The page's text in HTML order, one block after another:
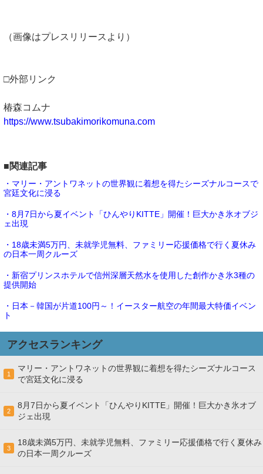
（画像はプレスリリースより）
□外部リンク
椿森コムナ
https://www.tsubakimorikomuna.com
■関連記事
・マリー・アントワネットの世界観に着想を得たシーズナルコースで
宮廷文化に浸る
・8月7日から夏イベント「ひんやりKITTE」開催！巨大かき氷オブジ
ェ出現
・18歳未満5万円、未就学児無料、ファミリー応援価格で行く夏休み
の日本一周クルーズ
・新宿プリンスホテルで信州深層天然水を使用した創作かき氷3種の
提供開始
・日本－韓国が片道100円～！イースター航空の年間最大特価イベン
ト
アクセスランキング
1
マリー・アントワネットの世界観に着想を得たシーズナルコース
で宮廷文化に浸る
2
8月7日から夏イベント「ひんやりKITTE」開催！巨大かき氷オブ
ジェ出現
3
18歳未満5万円、未就学児無料、ファミリー応援価格で行く夏休み
の日本一周クルーズ